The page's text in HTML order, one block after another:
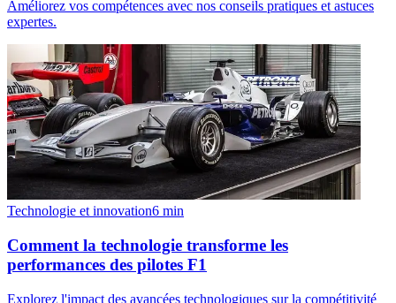
Améliorez vos compétences avec nos conseils pratiques et astuces
expertes.
Technologie et innovation6 min
Comment la technologie transforme les
performances des pilotes F1
Explorez l'impact des avancées technologiques sur la compétitivité